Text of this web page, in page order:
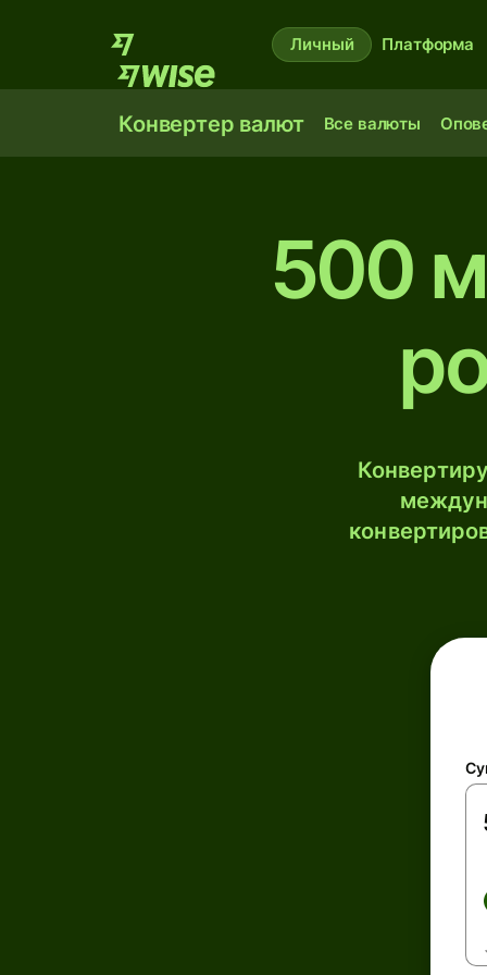
Личный Платформа
Конвертер валют Все валюты
500